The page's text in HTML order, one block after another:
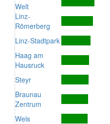
Welt
Linz-
Römerberg
Linz-Stadtpark
Haag am
Hausruck
Steyr
Braunau
Zentrum
Wels